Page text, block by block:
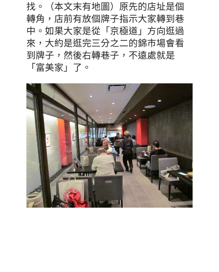
找。（本文末有地圖） 原先的店址是個
轉角，店前有放個牌子指示大家轉到巷
中。如果大家是從「京極道」方向逛過
來，大約是逛完三分之二的錦市場會看
到牌子，然後右轉巷子，不遠處就是
「富美家」了。